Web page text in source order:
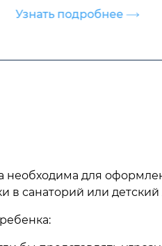
необходима для
в санаторий или